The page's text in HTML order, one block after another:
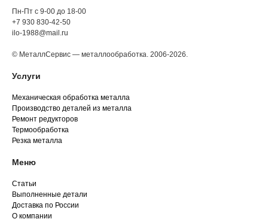
Пн-Пт с 9-00 до 18-00
+7 930 830-42-50
ilo-1988@mail.ru
© МеталлСервис — металлообработка. 2006-2026.
Услуги
Механическая обработка металла
Производство деталей из металла
Ремонт редукторов
Термообработка
Резка металла
Меню
Статьи
Выполненные детали
Доставка по России
О компании